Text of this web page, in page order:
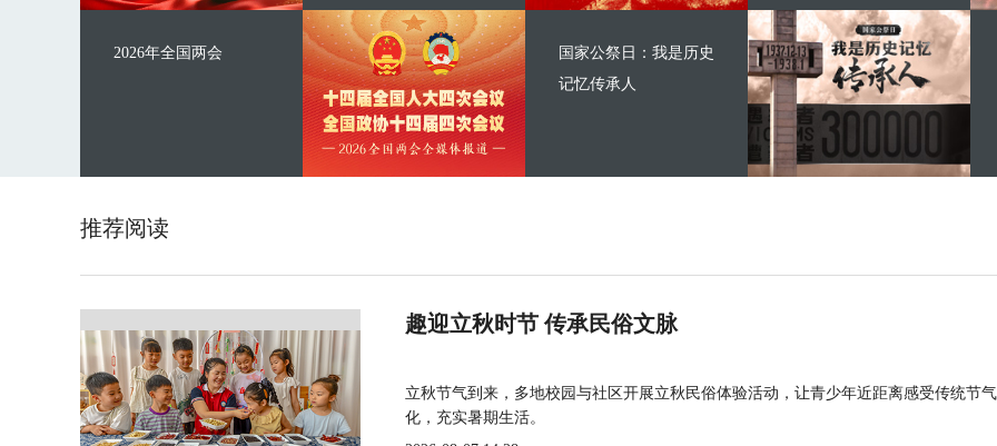
2026年全国两会
国家公祭日：我是历史
记忆传承人
推荐阅读
趣迎立秋时节 传承民俗文脉
立秋节气到来，多地校园与社区开展立秋民俗体验活动，让青少年近距离感受传统节
化，充实暑期生活。